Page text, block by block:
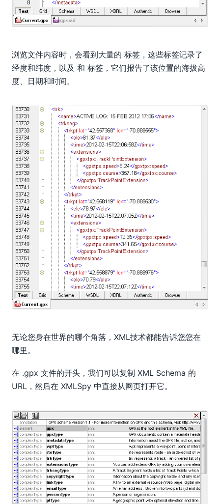
浏览文件内容时，会看到大量的 标签，这些标签记录了
经度和纬度，以及 和 标签，它们报告了该位置的海拔高
度、日期和时间。
无论您身在世界的哪个角落，XML技术都能告诉您您在
哪里。
在 .gpx 文件的开头，我们可以复制 XML Schema 的
URL，然后在 XMLSpy 中直接从网页打开它。